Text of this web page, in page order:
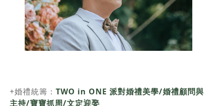
+婚禮統籌： TWO in ONE 派對婚禮美學/婚禮顧問與
主持/寶寶抓周/文定迎娶